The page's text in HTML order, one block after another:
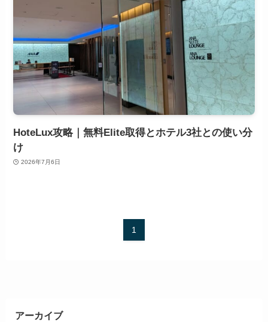
HoteLux攻略｜無料Elite取得とホテル3社との使い分
け
2026年7月6日
1
アーカイブ